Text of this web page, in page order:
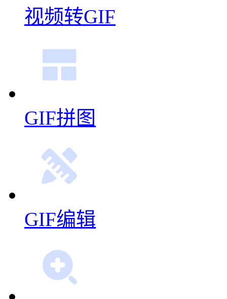
视频转GIF
GIF拼图
GIF编辑